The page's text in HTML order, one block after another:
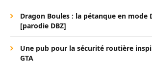
Dragon Boules : la pétanque en mode
[parodie DBZ]
Une pub pour la sécurité routière
GTA